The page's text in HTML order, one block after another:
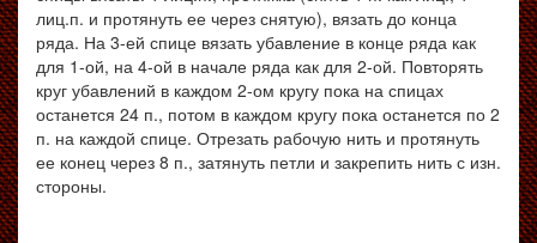
лиц.п. и протянуть ее через снятую), вязать до конца
ряда. На 3-ей спице вязать убавление в конце ряда как
для 1-ой, на 4-ой в начале ряда как для 2-ой. Повторять
круг убавлений в каждом 2-ом кругу пока на спицах
останется 24 п., потом в каждом кругу пока останется по 2
п. на каждой спице. Отрезать рабочую нить и протянуть
ее конец через 8 п., затянуть петли и закрепить нить с изн.
стороны.